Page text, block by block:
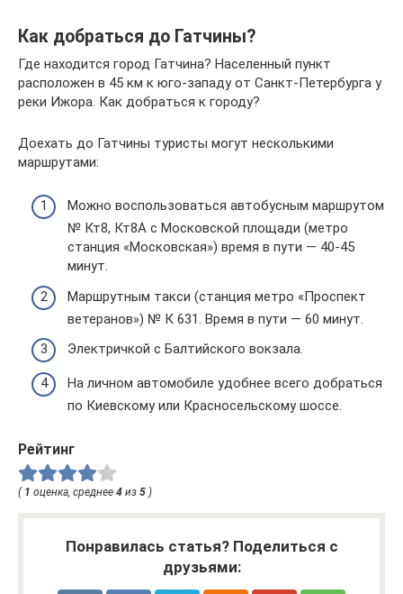
Как добраться до Гатчины?
Где находится город Гатчина? Населенный пункт
расположен в 45 км к юго-западу от Санкт-Петербурга у
реки Ижора. Как добраться к городу?
Доехать до Гатчины туристы могут несколькими
маршрутами:
Можно воспользоваться автобусным маршрутом
№ Кт8, Кт8А с Московской площади (метро
станция «Московская») время в пути — 40-45
минут.
Маршрутным такси (станция метро «Проспект
ветеранов») № К 631. Время в пути — 60 минут.
Электричкой с Балтийского вокзала.
На личном автомобиле удобнее всего добраться
по Киевскому или Красносельскому шоссе.
Рейтинг
( 1 оценка, среднее 4 из 5 )
Понравилась статья? Поделиться с
друзьями: